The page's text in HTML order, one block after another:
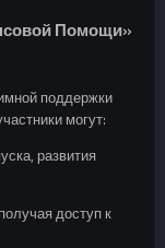
Помощи»
поддержки
могут:
развития
доступ к